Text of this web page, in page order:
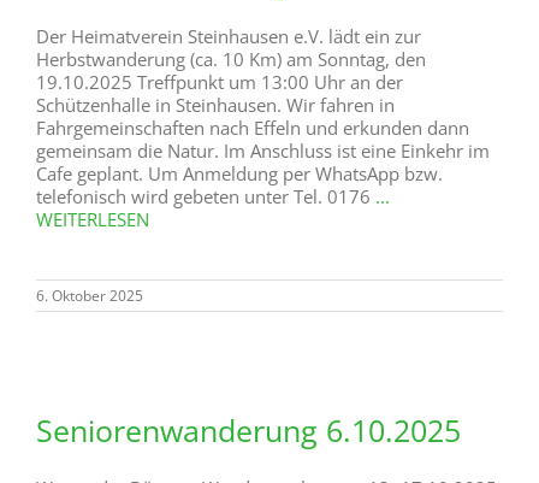
Der Heimatverein Steinhausen e.V. lädt ein zur
Herbstwanderung (ca. 10 Km) am Sonntag, den
19.10.2025 Treffpunkt um 13:00 Uhr an der
Schützenhalle in Steinhausen. Wir fahren in
Fahrgemeinschaften nach Effeln und erkunden dann
gemeinsam die Natur. Im Anschluss ist eine Einkehr im
Cafe geplant. Um Anmeldung per WhatsApp bzw.
telefonisch wird gebeten unter Tel. 0176 ...
WEITERLESEN
6. Oktober 2025
Seniorenwanderung 6.10.2025